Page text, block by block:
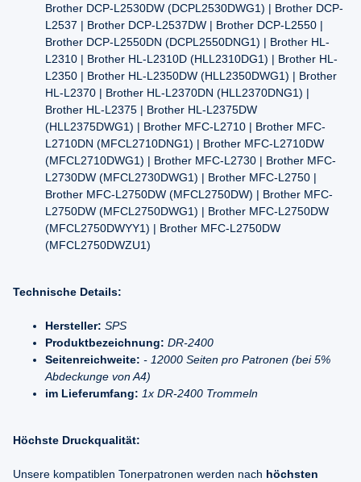
Brother DCP-L2530DW (DCPL2530DWG1) | Brother DCP-
L2537 | Brother DCP-L2537DW | Brother DCP-L2550 |
Brother DCP-L2550DN (DCPL2550DNG1) | Brother HL-
L2310 | Brother HL-L2310D (HLL2310DG1) | Brother HL-
L2350 | Brother HL-L2350DW (HLL2350DWG1) | Brother
HL-L2370 | Brother HL-L2370DN (HLL2370DNG1) |
Brother HL-L2375 | Brother HL-L2375DW
(HLL2375DWG1) | Brother MFC-L2710 | Brother MFC-
L2710DN (MFCL2710DNG1) | Brother MFC-L2710DW
(MFCL2710DWG1) | Brother MFC-L2730 | Brother MFC-
L2730DW (MFCL2730DWG1) | Brother MFC-L2750 |
Brother MFC-L2750DW (MFCL2750DW) | Brother MFC-
L2750DW (MFCL2750DWG1) | Brother MFC-L2750DW
(MFCL2750DWYY1) | Brother MFC-L2750DW
(MFCL2750DWZU1)
Technische Details:
Hersteller: SPS
Produktbezeichnung: DR-2400
Seitenreichweite: - 12000 Seiten pro Patronen (bei 5%
Abdeckunge von A4)
im Lieferumfang: 1x DR-2400 Trommeln
Höchste Druckqualität:
Unsere kompatiblen Tonerpatronen werden nach höchsten